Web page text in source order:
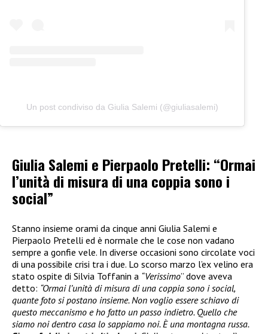
Un post condiviso da Giulia Salemi (@giuliasalemi)
Giulia Salemi e Pierpaolo Pretelli: “Ormai
l’unità di misura di una coppia sono i
social”
Stanno insieme orami da cinque anni Giulia Salemi e
Pierpaolo Pretelli ed è normale che le cose non vadano
sempre a gonfie vele. In diverse occasioni sono circolate voci
di una possibile crisi tra i due. Lo scorso marzo l’ex velino era
stato ospite di Silvia Toffanin a “Verissimo” dove aveva
detto: “Ormai l’unità di misura di una coppia sono i social,
quante foto si postano insieme. Non voglio essere schiavo di
questo meccanismo e ho fatto un passo indietro. Quello che
siamo noi dentro casa lo sappiamo noi. È una montagna russa.